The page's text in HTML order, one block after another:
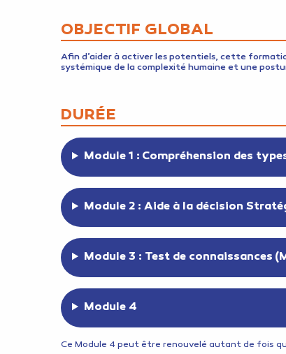
OBJECTIF GLOBAL
Afin d’aider à activer les potentiels, cette
systémique de la complexité humaine et une
DURÉE
Module 1 : Compréhension des
Module 2 : Aide à la décision
Module 3 : Test de connaissances
Module 4
Ce Module 4 peut être renouvelé autant de fois